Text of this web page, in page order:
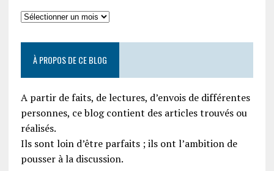
À PROPOS DE CE BLOG
A partir de faits, de lectures, d’envois de différentes
personnes, ce blog contient des articles trouvés ou
réalisés.
Ils sont loin d’être parfaits ; ils ont l’ambition de
pousser à la discussion.